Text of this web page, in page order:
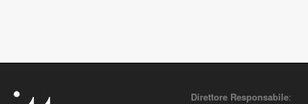
Direttore Responsabile: